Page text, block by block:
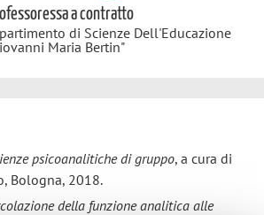
a contratto
di Scienze Dell'Educazione
Maria Bertin"
psicoanalitiche di gruppo, a cura di
Bologna, 2018.
della funzione analitica alle